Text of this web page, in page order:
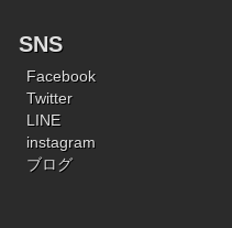
SNS
Facebook
Twitter
LINE
instagram
ブログ